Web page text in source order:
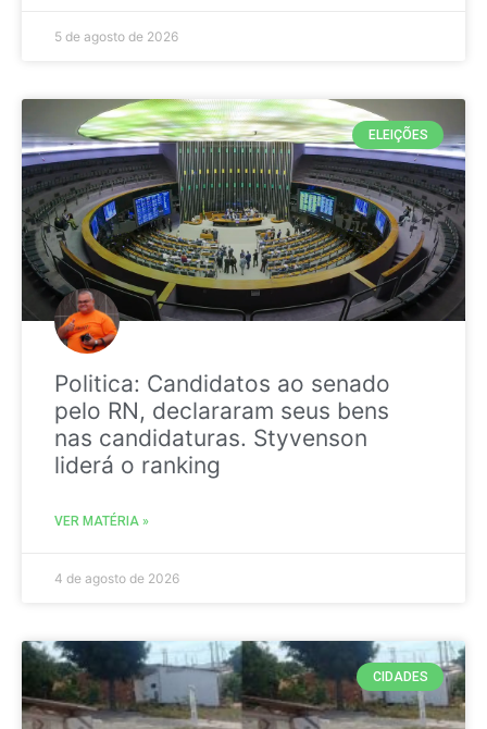
5 de agosto de 2026
ELEIÇÕES
Politica: Candidatos ao senado
pelo RN, declararam seus bens
nas candidaturas. Styvenson
liderá o ranking
VER MATÉRIA »
4 de agosto de 2026
CIDADES